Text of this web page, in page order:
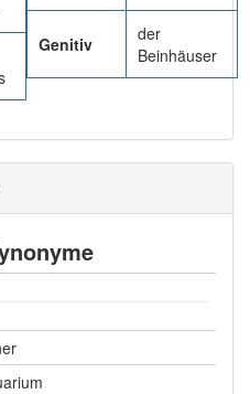
Genitiv
der
Beinhäuser